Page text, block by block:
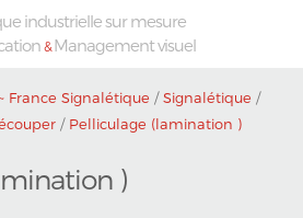
industrielle sur mesure
& Management visuel
France Signalétique /Signalétique /
/ Pelliculage (lamination )
)